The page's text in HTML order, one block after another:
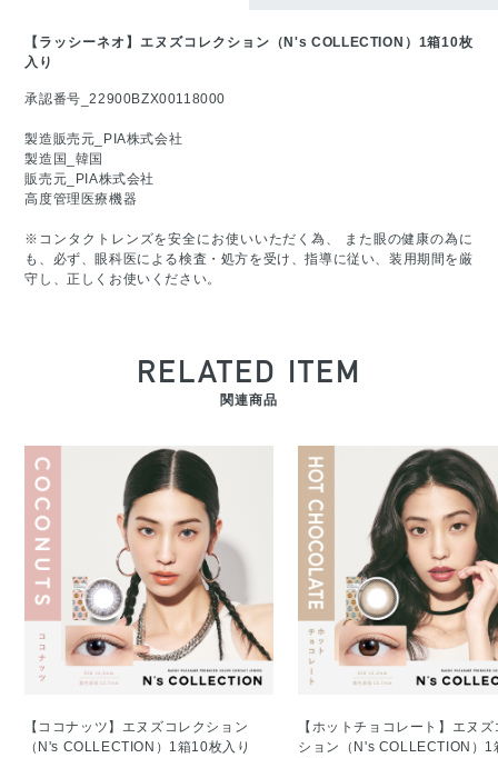
【ラッシーネオ】エヌズコレクション（N's COLLECTION）1箱10枚
入り
承認番号_22900BZX00118000
製造販売元_PIA株式会社
製造国_韓国
販売元_PIA株式会社
高度管理医療機器
※コンタクトレンズを安全にお使いいただく為、 また眼の健康の為に
も、必ず、眼科医による検査・処方を受け、指導に従い、装用期間を厳
守し、正しくお使いください。
RELATED ITEM
関連商品
【ココナッツ】エヌズコレクション
（N's COLLECTION）1箱10枚入り
【ホットチョコレート】エヌ
ション（N's COLLECTION）1